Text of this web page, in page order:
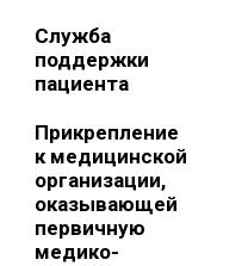
Служба
поддержки
пациента
Прикрепление
к медицинской
организации,
оказывающей
первичную
медико-